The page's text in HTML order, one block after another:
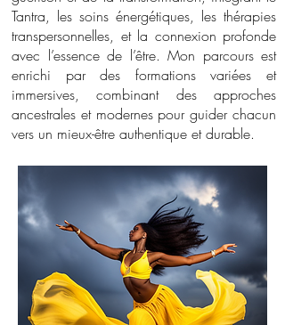
Tantra, les soins énergétiques, les thérapies
transpersonnelles, et la connexion profonde
avec l’essence de l’être. Mon parcours est
enrichi par des formations variées et
immersives, combinant des approches
ancestrales et modernes pour guider chacun
vers un mieux-être authentique et durable.